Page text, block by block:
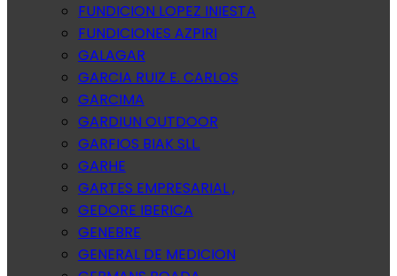
FUNDICION LOPEZ INIESTA
FUNDICIONES AZPIRI
GALAGAR
GARCIA RUIZ E. CARLOS
GARCIMA
GARDIUN OUTDOOR
GARFIOS BIAK SLL.
GARHE
GARTES EMPRESARIAL ,
GEDORE IBERICA
GENEBRE
GENERAL DE MEDICION